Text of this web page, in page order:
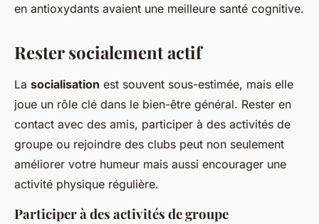
en antioxydants avaient une meilleure santé cognitive.
Rester socialement actif
La socialisation est souvent sous-estimée, mais elle
joue un rôle clé dans le bien-être général. Rester en
contact avec des amis, participer à des activités de
groupe ou rejoindre des clubs peut non seulement
améliorer votre humeur mais aussi encourager une
activité physique régulière.
Participer à des activités de groupe